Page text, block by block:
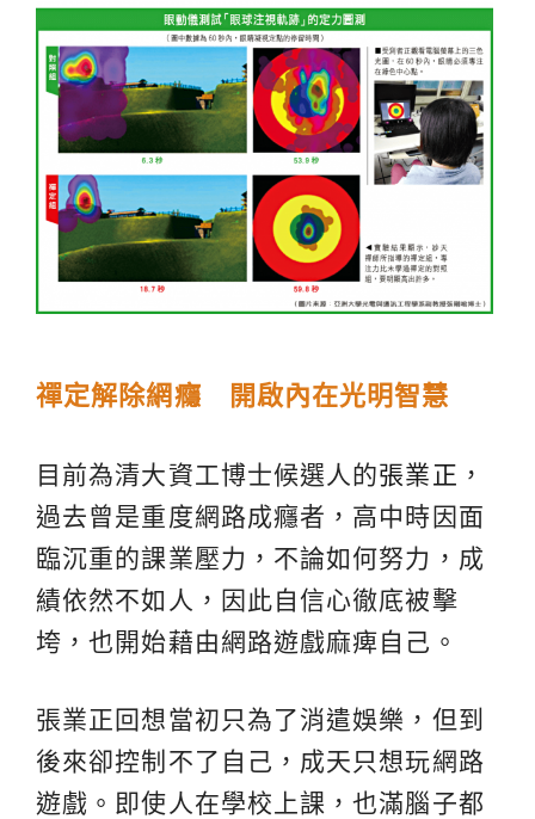
禪定解除網癮 開啟內在光明智慧
目前為清大資工博士候選人的張業正 ，
過去曾是重度網路成癮者，高中時因面
臨沉重的課業壓力，不論如何努力，成
績依然不如人，因此自信心徹底被擊
垮，也開始藉由網路遊戲麻痺自己。
張業正回想當初只為了消遣娛樂，但到
後來卻控制不了自己，成天只想玩網路
遊戲。即使人在學校上課，也滿腦子都